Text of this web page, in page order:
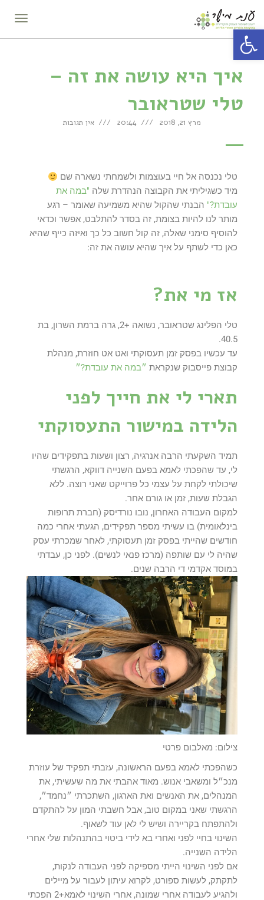
פתח סרגל נגישות
איך היא עושה את זה –
טלי שטראובר
מרץ 21, 2018 20:44 אין תגובות
טלי נכנסה אל חיי בעוצמות ולשמחתי נשארה שם
מיד כשגיליתי את הקבוצה הנהדרת שלה "במה את
עובדת?" הבנתי שהקול שהיא משמיעה שאומר – רגע
מותר לנו להיות בצומת, זה בסדר להתלבט, אפשר וכדאי
להוסיף סימני שאלה, זה קול חשוב כל כך ואיזה כייף שהיא
כאן כדי לשתף על איך שהיא עושה את זה:
אז מי את?
טלי הפלינג שטראובר, נשואה +2, גרה ברמת השרון, בת
40.5.
עד עכשיו בפסק זמן תעסוקתי ואט אט חוזרת, מנהלת
קבוצת פייסבוק שנקראת ״במה את עובדת?״
תארי לי את חייך לפני
הלידה במישור התעסוקתי
תמיד השקעתי הרבה אנרגיה, רצון ושעות בתפקידים שהיו
לי, עד שהפכתי לאמא בפעם השנייה דווקא, הרגשתי
שיכולתי לקחת על עצמי כל פרוייקט שאני רוצה. ללא
הגבלת שעות, זמן או גורם אחר.
למקום העבודה האחרון, נובו נורדיסק (חברת תרופות
בינלאומית) בו עשיתי מספר תפקידים, הגעתי אחרי כמה
חודשים שהייתי בפסק זמן תעסוקתי, לאחר שמכרתי עסק
שהיה לי עם שותפה (מרכז פנאי לנשים). לפני כן, עבדתי
במוסד אקדמי די הרבה שנים.
צילום: מאלבום פרטי
כשהפכתי לאמא בפעם הראשונה, עזבתי תפקיד של עוזרת
מנכ״ל ומשאבי אנוש. מאוד אהבתי את מה שעשיתי, את
המנהלים, את האנשים ואת הארגון, השתכרתי ״נחמד״,
הרגשתי שאני במקום טוב, אבל חשבתי המון על להתקדם
ולהתפתח בקריירה ושיש לי לאן עוד לשאוף.
השינוי בחיי לפני ואחרי בא לידי ביטוי בהתנהלות שלי אחרי
הלידה השנייה.
אם לפני השינוי הייתי מספיקה לפני העבודה לנקות,
לתקתק, לעשות ספורט, לקרוא עיתון לעבור על מיילים
ולהגיע לעבודה אחרי שמונה, אחרי השינוי לאמא+2 הפכתי